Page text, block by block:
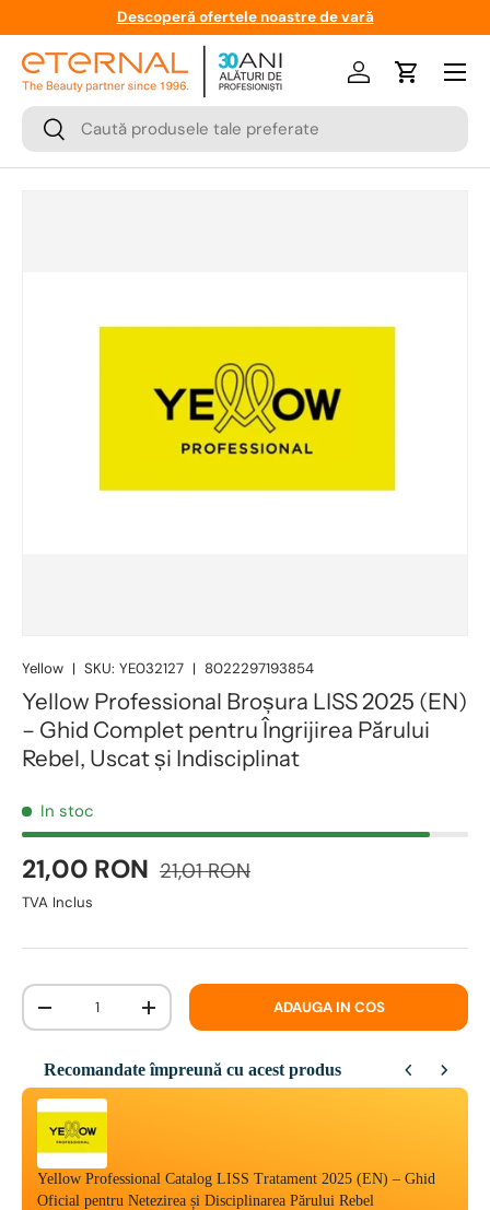
Descoperă ofertele noastre de vară
Cauta
Cauta
LogareCos
Meniu
Yellow | SKU: YE032127 | 8022297193854
Yellow Professional Broșura LISS 2025 (EN)
– Ghid Complet pentru Îngrijirea Părului
Rebel, Uscat și Indisciplinat
In stoc
21,00 RON 21,01 RON
TVA Inclus
Cantitate
-
+ ADAUGA IN COS
Recomandate împreună cu acest produs
Use the Previous and Next buttons to navigate through product
Yellow Professional Catalog LISS Tratament 2025 (EN) – Ghid
Oficial pentru Netezirea și Disciplinarea Părului Rebel